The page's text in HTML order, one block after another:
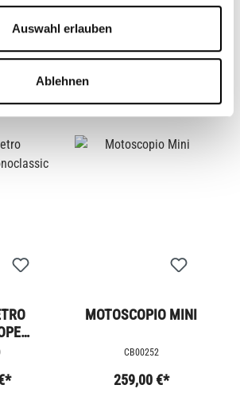
Auswahl erlauben
Ablehnen
MOTOSIGN MINI
2
MOTOSCOPIO MINI
CB00252
259,00 €*